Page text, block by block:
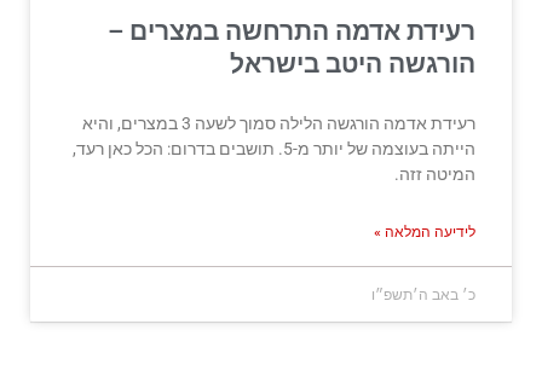
רעידת אדמה התרחשה במצרים –
הורגשה היטב בישראל
רעידת אדמה הורגשה הלילה סמוך לשעה 3 במצרים, והיא
הייתה בעוצמה של יותר מ-5. תושבים בדרום: הכל כאן רעד,
המיטה זזה.
לידיעה המלאה »
כ׳ באב ה׳תשפ״ו